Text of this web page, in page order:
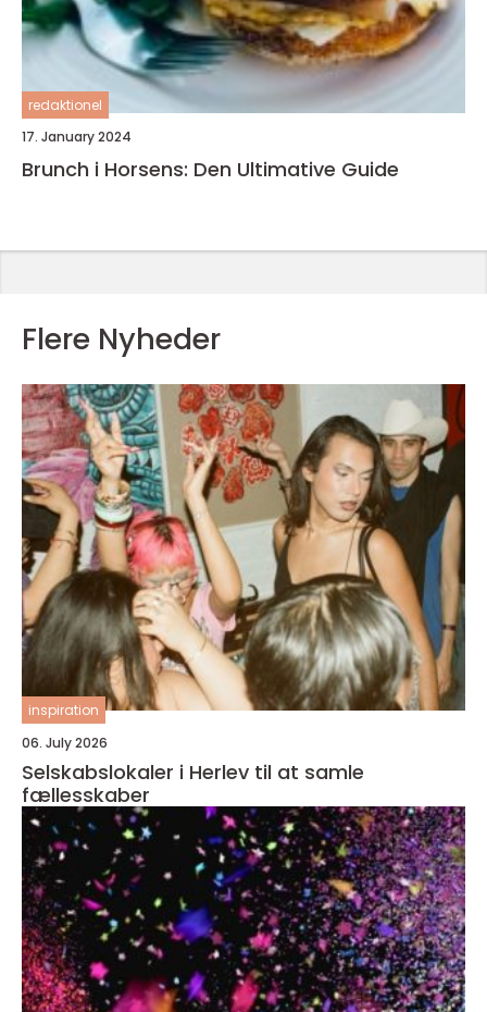
redaktionel
17. January 2024
Brunch i Horsens: Den Ultimative Guide
Flere Nyheder
inspiration
06. July 2026
Selskabslokaler i Herlev til at samle
fællesskaber